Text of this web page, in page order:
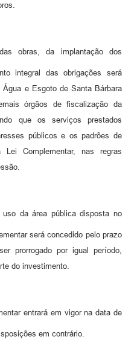
obras, da implantação dos
integral das obrigações será
Água e Esgoto de Santa Bárbara
órgãos de fiscalização da
que os serviços prestados
públicos e os padrões de
Lei Complementar, nas regras
da área pública disposta no
será concedido pelo prazo
prorrogado por igual período,
do investimento.
entrará em vigor na data de
em contrário.